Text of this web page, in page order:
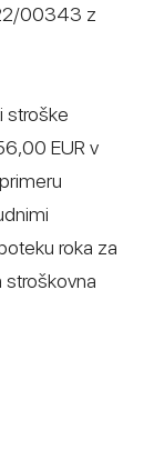
00343 z
stroške
EUR v
roka za
stroškovna